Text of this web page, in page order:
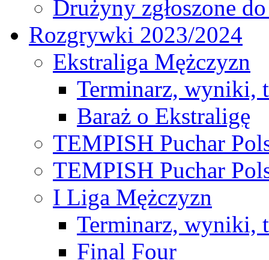
Drużyny zgłoszone
Rozgrywki 2023/2024
Ekstraliga Mężczyzn
Terminarz, wyniki,
Baraż o Ekstraligę
TEMPISH Puchar
TEMPISH Puchar
I Liga Mężczyzn
Terminarz, wyniki,
Final Four